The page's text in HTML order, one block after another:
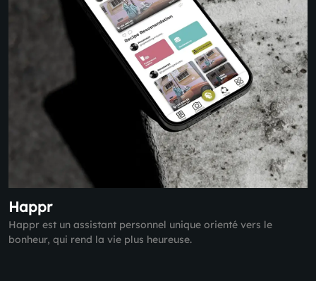
Happr
Happr est un assistant personnel unique orienté vers le
bonheur, qui rend la vie plus heureuse.